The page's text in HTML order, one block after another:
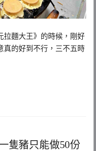
拉麵大王》的時候，剛好
真的好到不行，三不五時
隻豬只能做50份